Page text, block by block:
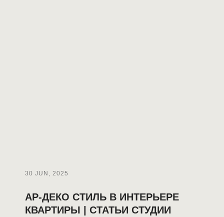
30 JUN, 2025
АР-ДЕКО СТИЛЬ В ИНТЕРЬЕРЕ
КВАРТИРЫ | СТАТЬИ СТУДИИ